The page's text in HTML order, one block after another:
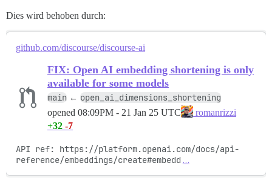
Dies wird behoben durch:
github.com/discourse/discourse-ai
FIX: Open AI embedding shortening is only
available for some models
main ← open_ai_dimensions_shortening
opened 08:09PM - 21 Jan 25 UTC
romanrizzi
+32 -7
API ref: https://platform.openai.com/docs/api-
reference/embeddings/create#embedd …